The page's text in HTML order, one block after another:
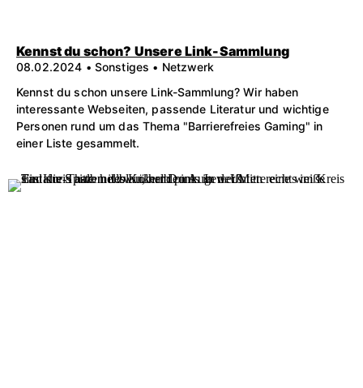
Kennst du schon? Unsere Link-Sammlung
08.02.2024 • Sonstiges • Netzwerk
Kennst du schon unsere Link-Sammlung? Wir haben
interessante Webseiten, passende Literatur und wichtige
Personen rund um das Thema "Barrierefreies Gaming" in
einer Liste gesammelt.